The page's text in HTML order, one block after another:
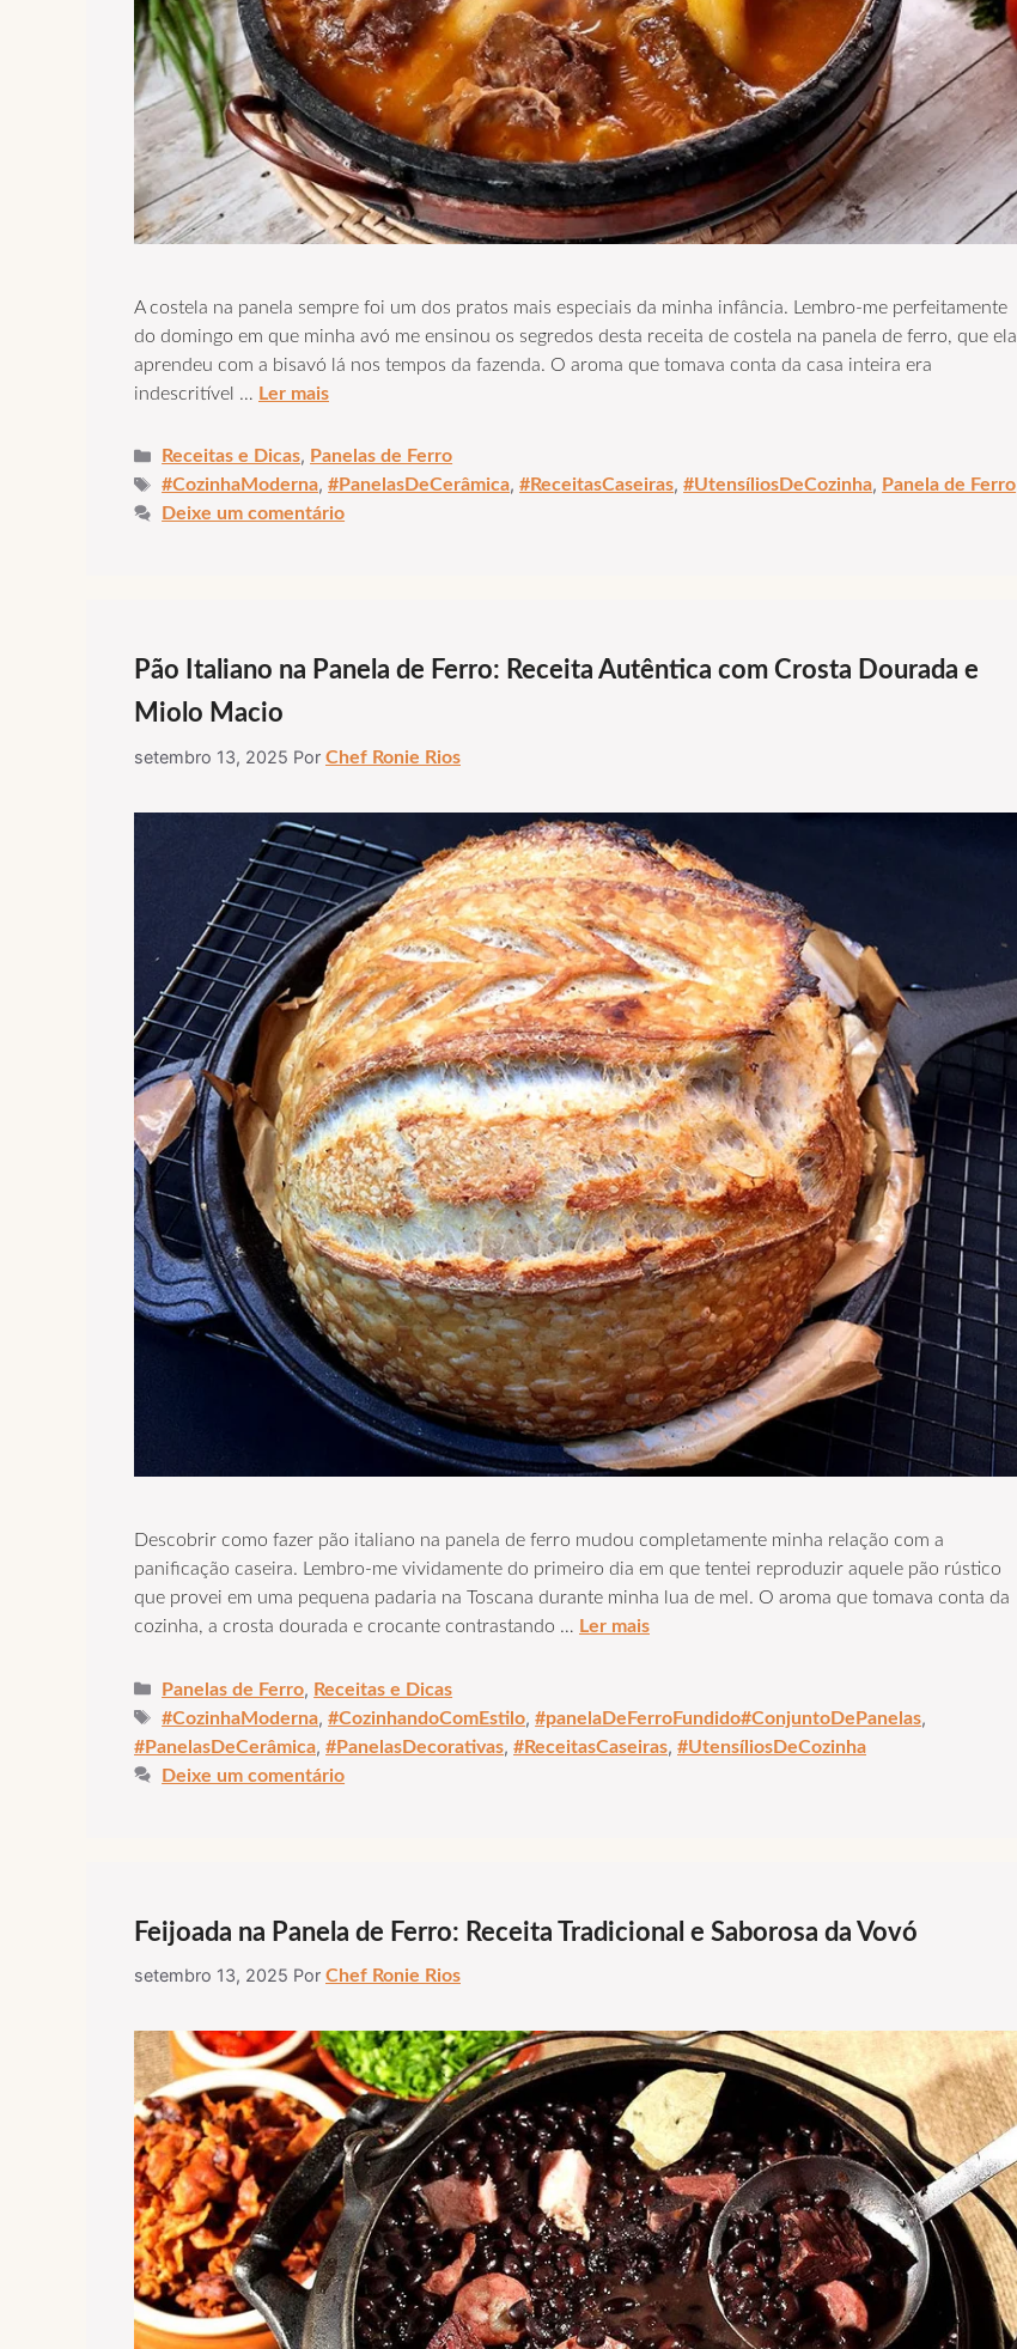
A costela na panela sempre foi um dos pratos mais especiais da minha infância. Lembro-me perfeitamente
do domingo em que minha avó me ensinou os segredos desta receita de costela na panela de ferro, que ela
aprendeu com a bisavó lá nos tempos da fazenda. O aroma que tomava conta da casa inteira era
indescritível … Ler mais
Categorias
Receitas e Dicas, Panelas de Ferro
Tags
#CozinhaModerna,#PanelasDeCerâmica,#ReceitasCaseiras,#UtensíliosDeCozinha, Panela de Ferro
Deixe um comentário
Pão Italiano na Panela de Ferro: Receita Autêntica com Crosta Dourada e
Miolo Macio
setembro 13, 2025 Por Chef Ronie Rios
Descobrir como fazer pão italiano na panela de ferro mudou completamente minha relação com a
panificação caseira. Lembro-me vividamente do primeiro dia em que tentei reproduzir aquele pão rústico
que provei em uma pequena padaria na Toscana durante minha lua de mel. O aroma que tomava conta da
cozinha, a crosta dourada e crocante contrastando … Ler mais
Categorias
Panelas de Ferro, Receitas e Dicas
Tags
#CozinhaModerna,#CozinhandoComEstilo,#panelaDeFerroFundido#ConjuntoDePanelas,
#PanelasDeCerâmica, #PanelasDecorativas, #ReceitasCaseiras, #UtensíliosDeCozinha
Deixe um comentário
Feijoada na Panela de Ferro: Receita Tradicional e Saborosa da Vovó
setembro 13, 2025 Por Chef Ronie Rios